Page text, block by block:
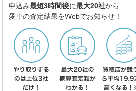
スバル フォレスター
申込み最短3時間後に最大20社から
愛車の査定結果をWebでお知らせ！